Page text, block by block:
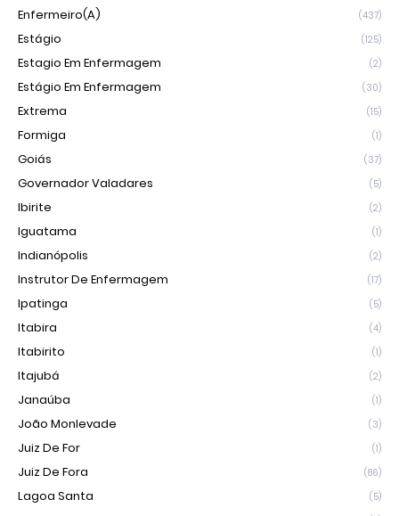
Enfermeiro(a) (437)
Estágio (125)
Estagio Em Enfermagem (2)
Estágio Em Enfermagem (30)
Extrema (15)
Formiga (1)
Goiás (37)
Governador Valadares (5)
Ibirite (2)
Iguatama (1)
Indianópolis (2)
Instrutor De Enfermagem (17)
Ipatinga (5)
Itabira (4)
Itabirito (1)
Itajubá (2)
Janaúba (1)
João Monlevade (3)
Juiz De For (1)
Juiz De Fora (86)
Lagoa Santa (5)